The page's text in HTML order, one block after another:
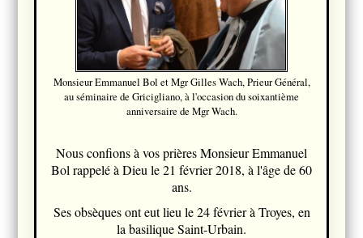
Monsieur Emmanuel Bol et Mgr Gilles Wach, Prieur Général,
au séminaire de Gricigliano, à l'occasion du soixantième
anniversaire de Mgr Wach.
Nous confions à vos prières Monsieur Emmanuel
Bol rappelé à Dieu le 21 février 2018, à l'âge de 60
ans.
Ses obsèques ont eut lieu le 24 février à Troyes, en
la basilique Saint-Urbain.